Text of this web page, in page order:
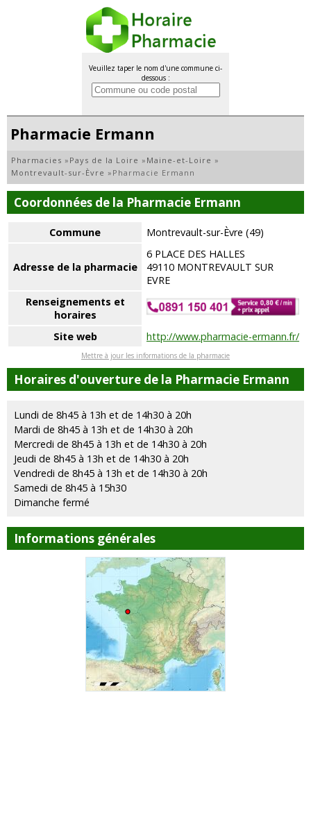
Veuillez taper le nom d'une commune ci-
dessous :
Pharmacie Ermann
Pharmacies » Pays de la Loire » Maine-et-Loire »
Montrevault-sur-Èvre » Pharmacie Ermann
Coordonnées de la Pharmacie Ermann
Commune Montrevault-sur-Èvre (49)
Adresse de la pharmacie
6 PLACE DES HALLES
49110 MONTREVAULT SUR
EVRE
Renseignements et
horaires
Site web
http://www.pharmacie-ermann.fr/
Mettre à jour les informations de la pharmacie
Horaires d'ouverture de la Pharmacie Ermann
Lundi de 8h45 à 13h et de 14h30 à 20h
Mardi de 8h45 à 13h et de 14h30 à 20h
Mercredi de 8h45 à 13h et de 14h30 à 20h
Jeudi de 8h45 à 13h et de 14h30 à 20h
Vendredi de 8h45 à 13h et de 14h30 à 20h
Samedi de 8h45 à 15h30
Dimanche fermé
Informations générales